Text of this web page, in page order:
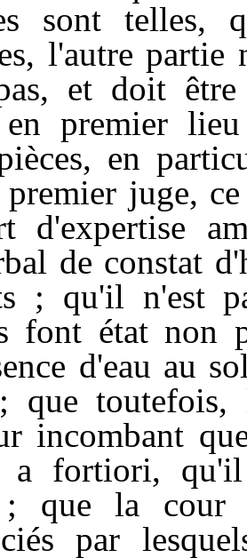
sont telles,
l'autre partie
et doit
premier
en
juge,
d'expertise
de constat
; qu'il n'est
font état non
d'eau au
; que
incombant
a fortiori,
; que la cour
par